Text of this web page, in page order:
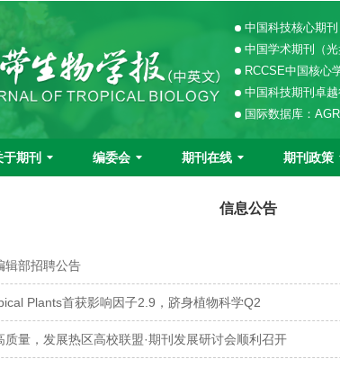
中国科技核心期刊
中国学术期刊（
RCCSE中国核心
中国科技期刊卓
国际数据库：
于期刊 编委会 期刊在线 期刊政策
信息公告
辑部招聘公告
Plants首获影响因子2.9，跻身植物科学Q2
质量，发展热区高校联盟·期刊发展研讨会顺利召开